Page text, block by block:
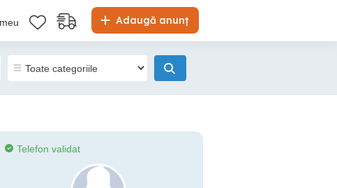
Adaugă anunț
Telefon validat